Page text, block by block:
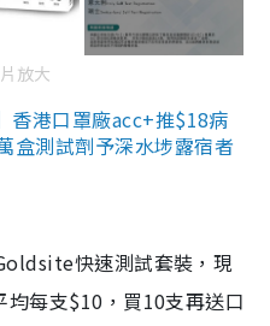
放大
香港口罩廠acc+推$18病
盒測試劑予深水埗露宿者
快速測試套裝，現
每支$10，買10支再送口